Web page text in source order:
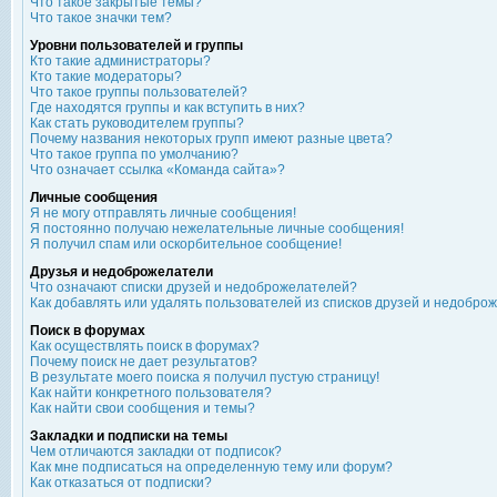
Что такое значки тем?
Уровни пользователей и группы
Кто такие администраторы?
Кто такие модераторы?
Что такое группы пользователей?
Где находятся группы и как вступить в них?
Как стать руководителем группы?
Почему названия некоторых групп имеют разные цвета?
Что такое группа по умолчанию?
Что означает ссылка «Команда сайта»?
Личные сообщения
Я не могу отправлять личные сообщения!
Я постоянно получаю нежелательные личные сообщения!
Я получил спам или оскорбительное сообщение!
Друзья и недоброжелатели
Что означают списки друзей и недоброжелателей?
Как добавлять или удалять пользователей из списков друзей и
Поиск в форумах
Как осуществлять поиск в форумах?
Почему поиск не дает результатов?
В результате моего поиска я получил пустую страницу!
Как найти конкретного пользователя?
Как найти свои сообщения и темы?
Закладки и подписки на темы
Чем отличаются закладки от подписок?
Как мне подписаться на определенную тему или форум?
Как отказаться от подписки?